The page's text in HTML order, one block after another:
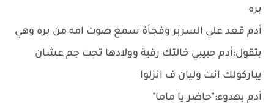
بره
أدم قعد علي السرير وفجأة سمع صوت امه من بره وهي
بتقول:أدم حبيبي خالتك رقية وولادها تحت جم عشان
يباركولك انت وليان ف انزلوا
أدم بهدوء:"حاضر يا ماما"